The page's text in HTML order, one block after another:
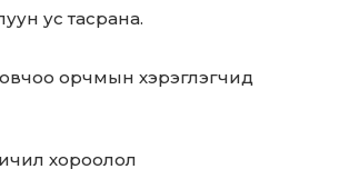
ус тасрана.
орчмын хэрэглэгчид
хороолол